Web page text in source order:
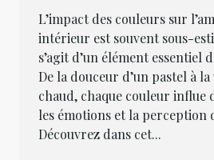
L’impact des couleurs sur
intérieur est souvent sous-
s’agit d’un élément essentiel
De la douceur d’un pastel à
chaud, chaque couleur influe
les émotions et la perception
Découvrez dans cet...